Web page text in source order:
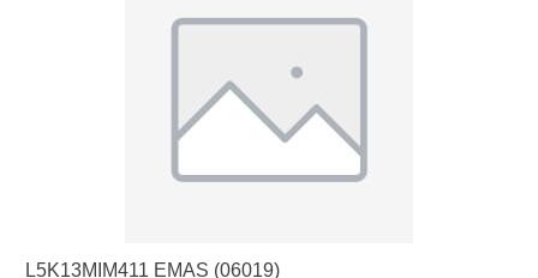
L5K13MIM411 EMAS (06019)